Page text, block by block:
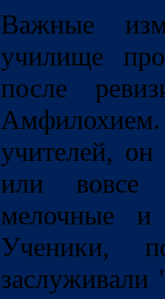
Важные
училище
после
учителей, он
или вовсе
мелочные и
Ученики,
заслуживали